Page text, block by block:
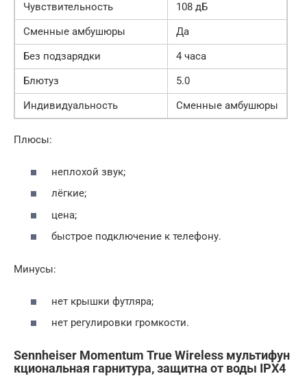
Чувствительность
108 дБ
Сменные амбушюры
Да
Без подзарядки
4 часа
Блютуз
5.0
Индивидуальность
Сменные амбушюры
Плюсы:
неплохой звук;
лёгкие;
цена;
быстрое подключение к телефону.
Минусы:
нет крышки футляра;
нет регулировки громкости.
Sennheiser Momentum True Wireless мультифун
кциональная гарнитура, защитна от воды IPX4